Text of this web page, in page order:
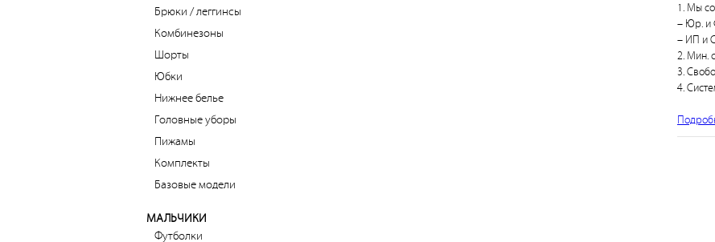
Брюки / леггинсы
Комбинезоны
Шорты
Юбки
Нижнее белье
Головные уборы
Пижамы
Комплекты
Базовые модели
МАЛЬЧИКИ
Футболки
1. Мы
– Юр. и
– ИП и
2. Мин.
3.
4.